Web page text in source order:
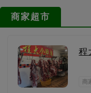
商家超市
程
商